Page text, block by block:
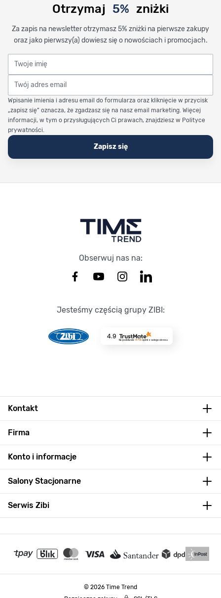
Otrzymaj 5% zniżki
Za zapis na newsletter otrzymasz 5% zniżki na pierwsze zakupy
oraz jako pierwszy(a) dowiesz się o nowościach i promocjach.
Twoje imię
Twój adres email
Wpisanie imienia i adresu email do formularza oraz kliknięcie w przycisk
„zapisz się” oznacza, że zgadzasz się na nasz email marketing. Więcej
informacji, w tym o przysługujących Ci prawach, znajdziesz w Polityce
prywatności.
Zapisz się
Obserwuj nas na:
Jesteśmy częścią grupy ZIBI:
4.9
Na podstawie 8719opinii z całego okresu
Kontakt
Firma
Konto i informacje
Salony Stacjonarne
Serwis Zibi
© 2026 Time Trend